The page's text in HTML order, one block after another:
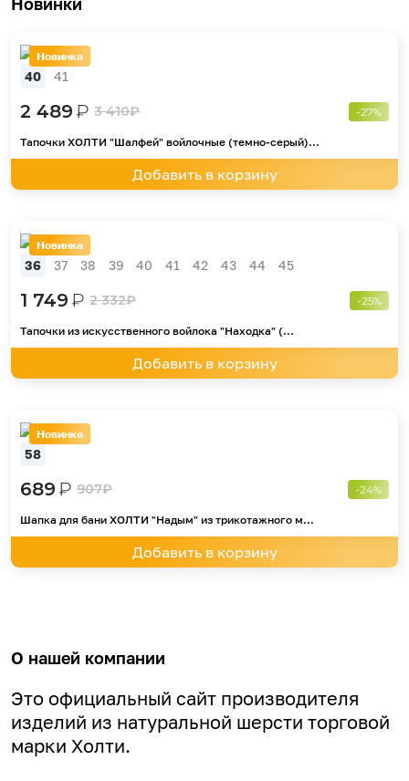
Новинка
40 41
2 489₽ 3 410₽ -27%
Тапочки ХОЛТИ "Шалфей" войлочные (темно-серый)...
Добавить в корзину
Новинка
36 37 38 39 40 41 42 43 44 45
1 749₽ 2 332₽ -25%
Тапочки из искусственного войлока "Находка" (...
Добавить в корзину
Новинка
58
689₽ 907₽ -24%
Шапка для бани ХОЛТИ "Надым" из трикотажного м...
Добавить в корзину
О нашей компании
Это официальный сайт производителя
изделий из натуральной шерсти торговой
марки Холти.